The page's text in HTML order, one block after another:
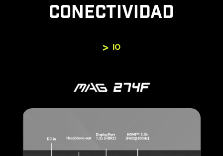
CONECTIVIDAD
IO